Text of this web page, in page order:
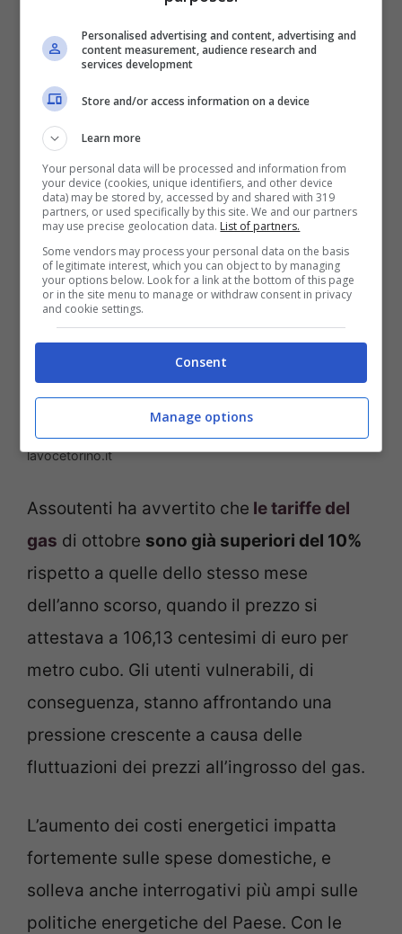
intensificando gli sforzi per accumulare
scorte di gas, e questo potrebbe portare a
un ulteriore aumento dei prezzi sui mercati
internazionali.
lavocetorino.it
Assoutenti ha avvertito che le tariffe del
gas di ottobre sono già superiori del 10%
rispetto a quelle dello stesso mese
dell’anno scorso, quando il prezzo si
attestava a 106,13 centesimi di euro per
metro cubo. Gli utenti vulnerabili, di
conseguenza, stanno affrontando una
pressione crescente a causa delle
fluttuazioni dei prezzi all’ingrosso del gas.
L’aumento dei costi energetici impatta
fortemente sulle spese domestiche, e
solleva anche interrogativi più ampi sulle
politiche energetiche del Paese. Con le
Personalised advertising and content, advertising and
content measurement, audience research and
services development
Store and/or access information on a device
Learn more
Your personal data will be processed and information from
your device (cookies, unique identifiers, and other device
data) may be stored by, accessed by and shared with 319
partners, or used specifically by this site. We and our partners
may use precise geolocation data. List of partners.
Some vendors may process your personal data on the basis
of legitimate interest, which you can object to by managing
your options below. Look for a link at the bottom of this page
or in the site menu to manage or withdraw consent in privacy
and cookie settings.
Consent
Manage options